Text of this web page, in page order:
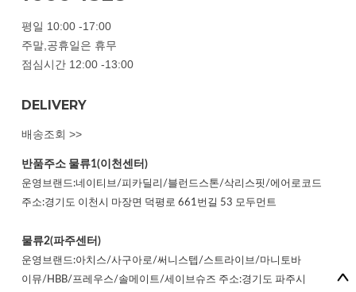
평일 10:00 -17:00
주말,공휴일은 휴무
점심시간 12:00 -13:00
DELIVERY
배송조회 >>
반품주소 물류1(이천센터)
운영브랜드:네이티브/피카딜리/블런드스톤/삭리스핏/에어로코드
주소:경기도 이천시 마장면 덕평로 661번길 53 모두먼트
물류2(파주센터)
운영브랜드:아치스/사구아로/써니스텝/스트라이브/마니토바
이뮤/HBB/프레우스/솔메이트/세이브슈즈 주소:경기도 파주시